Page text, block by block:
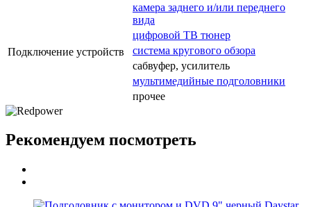
Подключение устройств
камера заднего и/или переднего
вида
цифровой ТВ тюнер
система кругового обзора
сабвуфер, усилитель
мультимедийные подголовники
прочее
Рекомендуем посмотреть